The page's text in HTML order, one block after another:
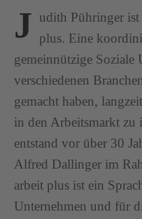
J udith Pühringer
plus. Eine
gemeinnützige Soziale
verschiedenen
gemacht haben,
in den Arbeitsmarkt zu
entstand vor über 30
Alfred Dallinger im
arbeit plus ist ein
Unternehmen und für